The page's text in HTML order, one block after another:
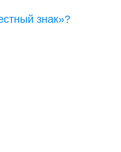
знак»?